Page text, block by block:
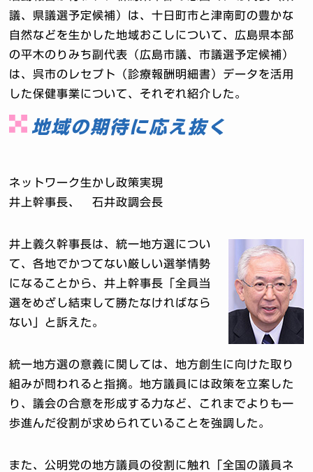
議、県議選予定候補）は、十日町市と津南町の豊かな
自然などを生かした地域おこしについて、広島県本部
の平木のりみち副代表（広島市議、市議選予定候補）
は、呉市のレセプト（診療報酬明細書）データを活用
した保健事業について、それぞれ紹介した。
地域の期待に応え抜く
ネットワーク生かし政策実現
井上幹事長、 石井政調会長
井上義久幹事長は、統一地方選につい
て、各地でかつてない厳しい選挙情勢
になることから、井上幹事長「全員当
選をめざし結束して勝たなければなら
ない」と訴えた。
統一地方選の意義に関しては、地方創生に向けた取り
組みが問われると指摘。地方議員には政策を立案した
り、議会の合意を形成する力など、これまでよりも一
歩進んだ役割が求められていることを強調した。
また、公明党の地方議員の役割に触れ「全国の議員ネ